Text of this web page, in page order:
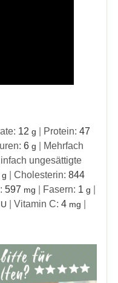
12 g Protein: 47
6 g
Mehrfach
ungesättigte
g Cholesterin: 844
597 mg Fasern: 1 g
IU Vitamin C: 4 mg